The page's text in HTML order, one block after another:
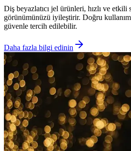
Diş beyazlatıcı jel ürünleri, hızlı ve
görünümünüzü iyileştirir. Doğru
güvenle tercih edilebilir.
Daha fazla bilgi edinin